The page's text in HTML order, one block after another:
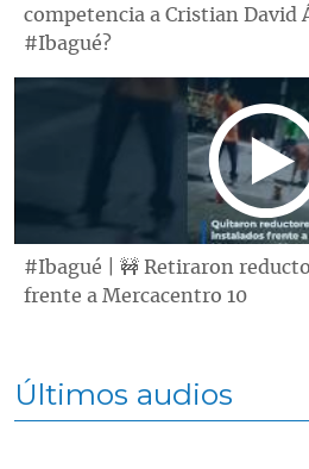
competencia a Cristian David
#Ibagué?
#Ibagué | 🚧 Retiraron
frente a Mercacentro 10
Últimos audios